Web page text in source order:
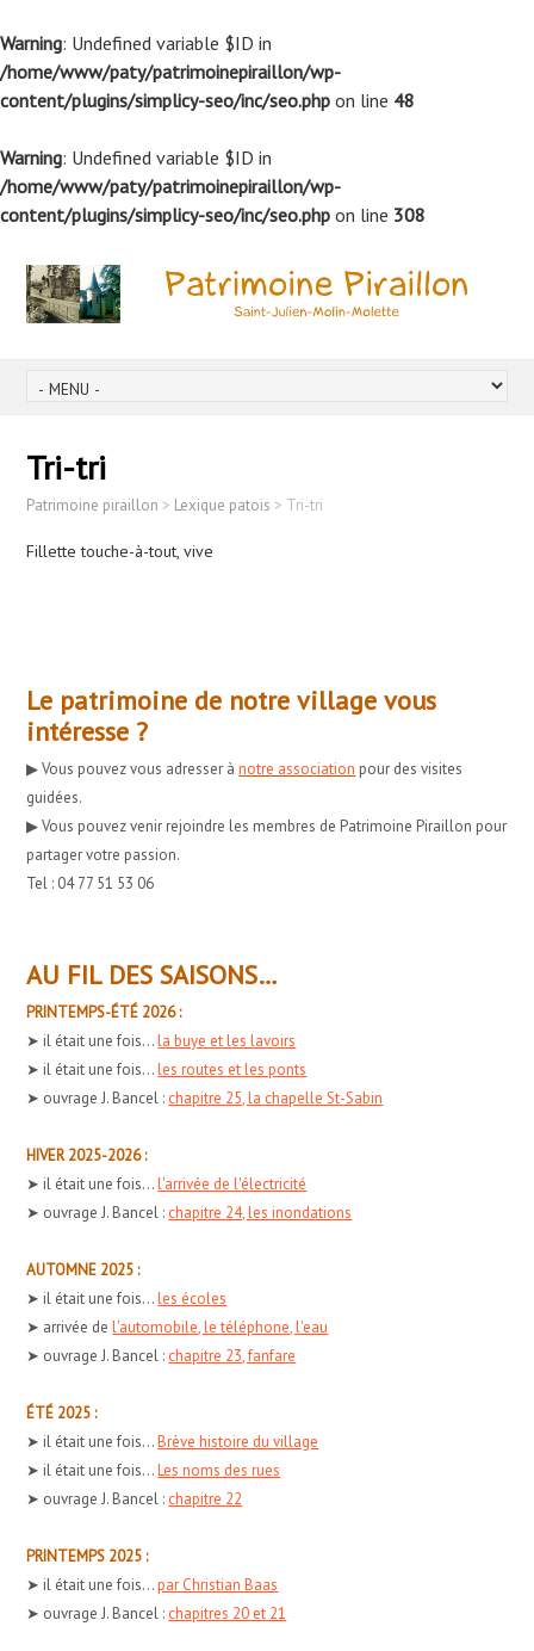
Warning: Undefined variable $ID in
/home/www/paty/patrimoinepiraillon/wp-
content/plugins/simplicy-seo/inc/seo.php on line 48
Warning: Undefined variable $ID in
/home/www/paty/patrimoinepiraillon/wp-
content/plugins/simplicy-seo/inc/seo.php on line 308
Tri-tri
Patrimoine piraillon > Lexique patois > Tri-tri
Fillette touche-à-tout, vive
Le patrimoine de notre village vous
intéresse ?
▶︎ Vous pouvez vous adresser ànotre association pour des visites
guidées.
▶︎ Vous pouvez venir rejoindre les membres de Patrimoine Piraillon pour
partager votre passion.
Tel : 04 77 51 53 06
AU FIL DES SAISONS…
PRINTEMPS-ÉTÉ 2026 :
➤ il était une fois...la buye et les lavoirs
➤ il était une fois...les routes et les ponts
➤ ouvrage J. Bancel : chapitre 25, la chapelle St-Sabin
HIVER 2025-2026 :
➤ il était une fois...l'arrivée de l'électricité
➤ ouvrage J. Bancel : chapitre 24, les inondations
AUTOMNE 2025 :
➤ il était une fois...les écoles
➤ arrivée del'automobile, le téléphone, l'eau
➤ ouvrage J. Bancel : chapitre 23, fanfare
ÉTÉ 2025 :
➤ il était une fois...Brève histoire du village
➤ il était une fois...Les noms des rues
➤ ouvrage J. Bancel : chapitre 22
PRINTEMPS 2025 :
➤ il était une fois...par Christian Baas
➤ ouvrage J. Bancel : chapitres 20 et 21